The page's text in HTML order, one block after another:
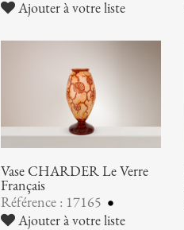
Ajouter à votre liste
Vase CHARDER Le Verre
Français
Référence : 17165
Ajouter à votre liste